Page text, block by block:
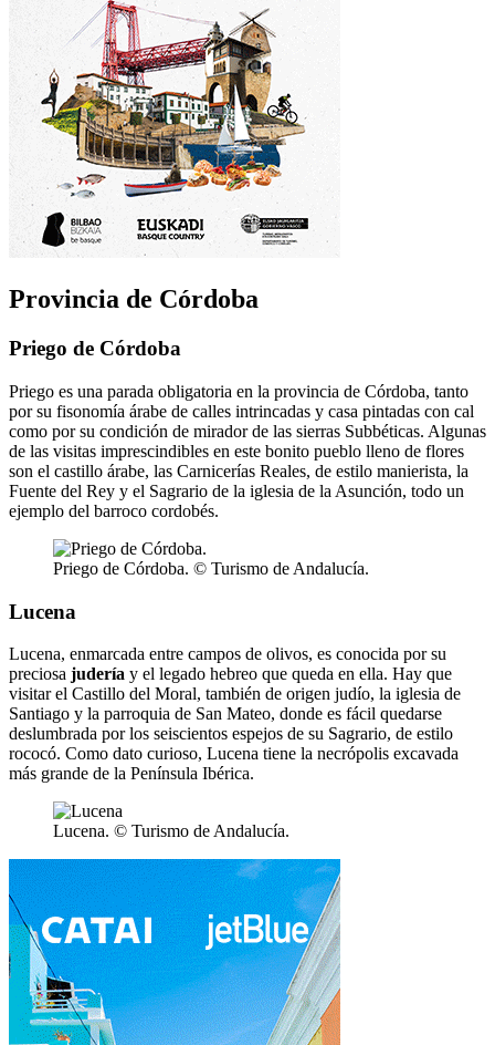
Provincia de Córdoba
Priego de Córdoba
Priego es una parada obligatoria en la provincia de Córdoba, tanto
por su fisonomía árabe de calles intrincadas y casa pintadas con cal
como por su condición de mirador de las sierras Subbéticas. Algunas
de las visitas imprescindibles en este bonito pueblo lleno de flores
son el castillo árabe, las Carnicerías Reales, de estilo manierista, la
Fuente del Rey y el Sagrario de la iglesia de la Asunción, todo un
ejemplo del barroco cordobés.
Priego de Córdoba. © Turismo de Andalucía.
Lucena
Lucena, enmarcada entre campos de olivos, es conocida por su
preciosa judería y el legado hebreo que queda en ella. Hay que
visitar el Castillo del Moral, también de origen judío, la iglesia de
Santiago y la parroquia de San Mateo, donde es fácil quedarse
deslumbrada por los seiscientos espejos de su Sagrario, de estilo
rococó. Como dato curioso, Lucena tiene la necrópolis excavada
más grande de la Península Ibérica.
Lucena. © Turismo de Andalucía.